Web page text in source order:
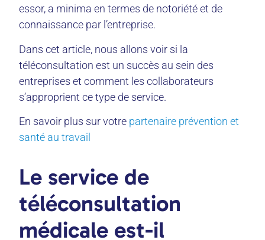
essor, a minima en termes de notoriété et de
connaissance par l’entreprise.
Dans cet article, nous allons voir si la
téléconsultation est un succès au sein des
entreprises et comment les collaborateurs
s’approprient ce type de service.
En savoir plus sur votre partenaire prévention et
santé au travail
Le service de
téléconsultation
médicale est-il